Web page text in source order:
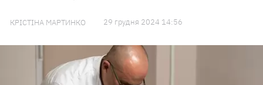
КРІСТІНА МАРТИНКО 29 грудня 2024 14:56